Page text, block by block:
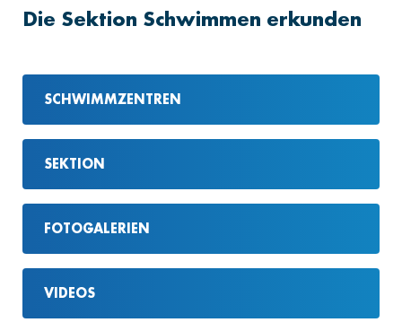
Die Sektion Schwimmen erkunden
SCHWIMMZENTREN
SEKTION
FOTOGALERIEN
VIDEOS